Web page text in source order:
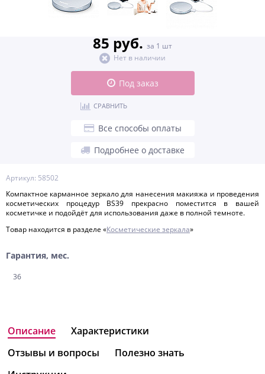
Артикул: 58502
Компактное карманное зеркало для нанесения макияжа и проведения
косметических процедур BS39 прекрасно поместится в вашей
косметичке и подойдёт для использования даже в полной темноте.
Товар находится в разделе «Косметические зеркала»
Гарантия, мес.
36
85 руб. за 1 шт
Нет в наличии
Под заказ
СРАВНИТЬ
Все способы оплаты
Подробнее о доставке
Описание
Характеристики
Отзывы и вопросы
Полезно знать